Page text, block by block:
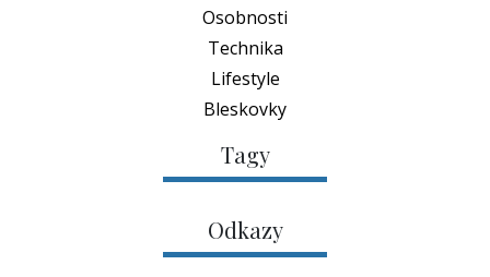
Osobnosti
Technika
Lifestyle
Bleskovky
Tagy
Odkazy